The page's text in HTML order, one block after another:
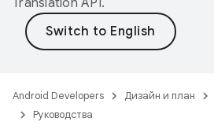
Translation API.
Android Developers Дизайн и план
Руководства